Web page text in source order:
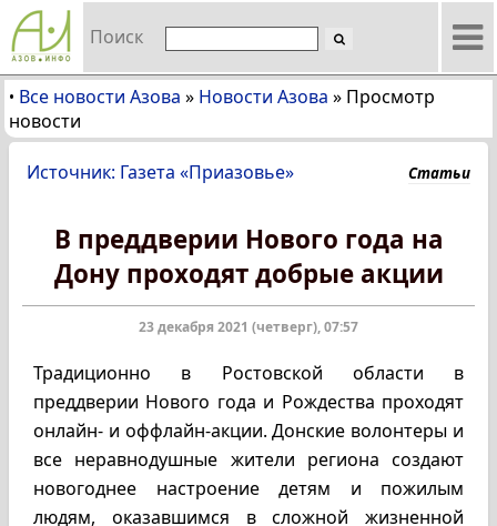
Поиск
• Все новости Азова » Новости Азова » Просмотр
новости
Источник: Газета «Приазовье» Статьи
В преддверии Нового года на
Дону проходят добрые акции
23 декабря 2021 (четверг), 07:57
Традиционно в Ростовской области в
преддверии Нового года и Рождества проходят
онлайн- и оффлайн-акции. Донские волонтеры и
все неравнодушные жители региона создают
новогоднее настроение детям и пожилым
людям, оказавшимся в сложной жизненной